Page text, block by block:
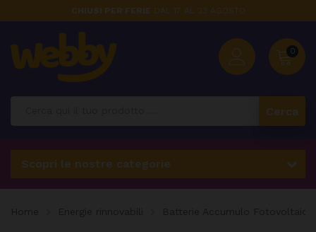
CHIUSI PER FERIE DAL 17 AL 23 AGOSTO
0
Cerca
Scopri le nostre categorie